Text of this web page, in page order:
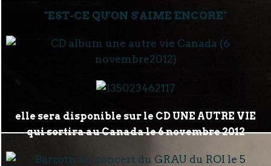
"EST-CE QU'ON S'AIME ENCORE"
elle sera disponible sur le CD UNE AUTRE VIE
qui sortira au Canada le 6 novembre 2012